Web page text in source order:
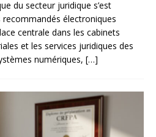
du secteur juridique s’est
recommandés électroniques
centrale dans les cabinets
et les services juridiques des
numériques, […]